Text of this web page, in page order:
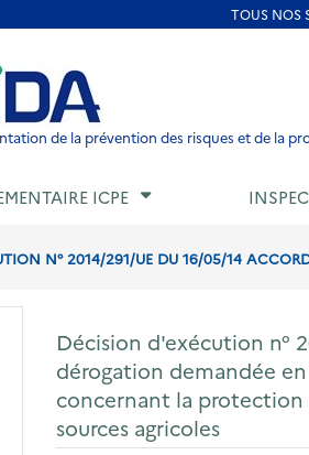
de page
de la prévention des risques et de la
ICPE
N° 2014/291/UE DU 16/05/14
Décision d'exécution n°
dérogation demandée
concernant la protection
sources agricoles